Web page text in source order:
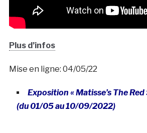
Plus d’infos
Mise en ligne: 04/05/22
Exposition « Matisse’s The
(du 01/05 au 10/09/2022)